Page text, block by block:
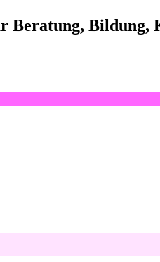
Beratung,